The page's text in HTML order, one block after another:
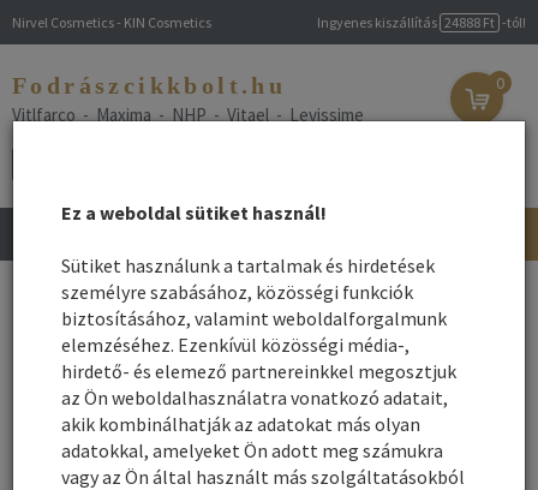
Nirvel Cosmetics - KIN Cosmetics Ingyenes kiszállítás 24888 Ft -tól!
Fodrászcikkbolt.hu
Vitlfarco - Maxima - NHP - Vitael - Levissime
0
navigation
Főoldal/Webshop/Hajfesték/ Hajfestés fodrászkellékei
Hajfestés fodrászkellékei
Hajfesték színskála
Melírozás fodrászkellékei
Ez a weboldal sütiket használ!
Sütiket használunk a tartalmak és hirdetések
személyre szabásához, közösségi funkciók
biztosításához, valamint weboldalforgalmunk
elemzéséhez. Ezenkívül közösségi média-,
hirdető- és elemező partnereinkkel megosztjuk
az Ön weboldalhasználatra vonatkozó adatait,
akik kombinálhatják az adatokat más olyan
adatokkal, amelyeket Ön adott meg számukra
vagy az Ön által használt más szolgáltatásokból